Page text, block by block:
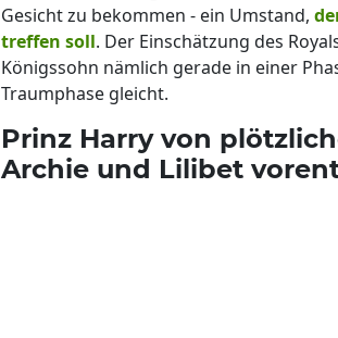
Gesicht zu bekommen - ein Umstand,
treffen soll. Der Einschätzung des
Königssohn nämlich gerade in einer
Traumphase gleicht.
Prinz Harry von
Archie und Lilibet